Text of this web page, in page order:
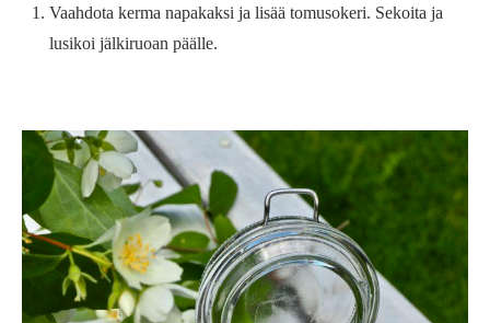
Vaahdota kerma napakaksi ja lisää tomusokeri. Sekoita ja
lusikoi jälkiruoan päälle.